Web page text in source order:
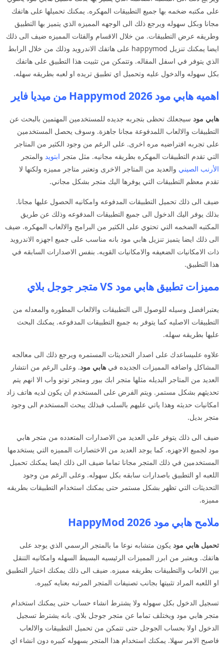
على مكتبه ضخمه بها جميع التطبيقات المهكره. يمكنك تحميلها على هاتفك
مجانا وبكل سهوله ويرجع ذلك الى الوجهه المميزه الذي يتميز بها التطبيق
وطريقه عرض التطبيقات. من خلال الاقسام والفئات المميزه ضيف الى ذلك
ايضا يمكنك تنزيل happymod على هاتفك الاندرويد وذلك من خلال الرابط
الذي يتوفر في اسفل المقاله. وتتمكن من تثبيت هذا التطبيق على هاتفك
بكل سهوله والدخول عليه وتحميل اي تطبيق تريده او لعبه بطريقه سهله.
اهميه هابي مود 2026 Happymod من ميديا فاير
هابي مود سيجعلك تحظى بتجربه جديده للمستخدمين المهتمين بالبحث عن
التطبيقات والالعاب اللمدفوعة مجانا جاهزة. وسوف يحصل المستخدمين
على تجربه افتراضيه مره اخرى. على الرغم من وجود الكثير من المتاجر
التي تقدم التطبيقات المهكره بطريقه مجانيه. مثل متجر ابتويد والمتجر
الأرنب الصيني والعديد من المتاجر الاخرى وتعتبر متاجر مميزه ولكنها لا
تقدم معظم التطبيقات التي يوفرها اليك متجر بشكل مجاني.
ضيف الى ذلك تحميل التطبيقات المدفوعه وامكانيه الحصول عليها مجانا.
بذلك يوفر اليك الدخول الى جميع التطبيقات المدفوعه وذلك عن طريق
المكتبه الضخمه التي تحتوي على الكثير من البرامج والالعاب المهكره. ضيف
الى ذلك ايضا يتميز تنزيل هابي مود بانه مناسب على جميع اجهزه الاندرويد
ذات الامكانيات الضعيفه والامكانيات القويه. بنفس الاصدارات السابقه في
هذا التطبيق.
مميزات تطبيق هابي مود VS متجر جوجل بلاي
يعتبرافضل وسيله للوصول الى التطبيقات والالعاب المطوره والمعدله من
التطبيقات الاصليه كما يتوفر به جميع التطبيقات المدفوعه. يمكنك البحث
عليها بطريقه سهله.
علاوه علىيساعدك على اصدار التحديثات المستمره ويرجع ذلك الى معالجه
المشاكل واضافه المميزات الجديده في هابي مود. وعلى الرغم من انتشار
العديد من المتاجر البديله مثلها متجر ابك بيور ومتجر توتو واب الا انهم يتم
تحديثهم بشكل مستمر. ويتم الفرض على المستخدم ان يكون لديه هاتف زاد
امكانيات حديثه وهذا ياتي عليهم بالسلب فبذلك يبحث المستخدم الى وجود
متجر بديل.
ضيف الى ذلك يتوفر علي العديد من الاصدارات المتعدده من متجر هابي
مود لجميع الاجهزه. كما يوجد العديد من الاختصارات المميزه التي يستخدمها
المستخدمين في ذلك المتجر مجانا تماما ضيف الى ذلك ايضا يمكنك تحميل
اللعبه او التطبيق باصدارات سابقه بكل سهوله. وعلى الرغم من وجود
التحديثات التي تظهر بشكل مستمر حتى يمكنك استخدام التطبيقات بطريقه
مميزه.
ملامح هابي مود 2026 HappyMod
تحميل هابي مود يكون متشابه نوعا ما بالمتجر الرسمي الذي يوجد على
هاتفك. ويعتبر من ابرز المميزات الرئيسيه البسيط السهله وامكانيه التنقل
بين الالعاب والتطبيقات بطريقه مميزه. ضيف الى ذلك يمكنك اختيار التطبيق
او اللعبه المراد تثبيتها بجانب تصنيفات المتجر المرتبه بعنايه كبيره.
تسجيل الدخول بكل سهوله ولا يشترط انشاء حساب حتى يمكنك استخدام
متجر هابي مود ويختلف تماما عن متجر جوجل بلاي. بانه يشترط تسجيل
الدخول اولا بحساب الجوجل حتى تتمكن من تحميل التطبيقات والالعاب
فاصبح الامر سهلا. يمكنك استخدام هذا المتجر بسهوله كبيره دون انشاء اي